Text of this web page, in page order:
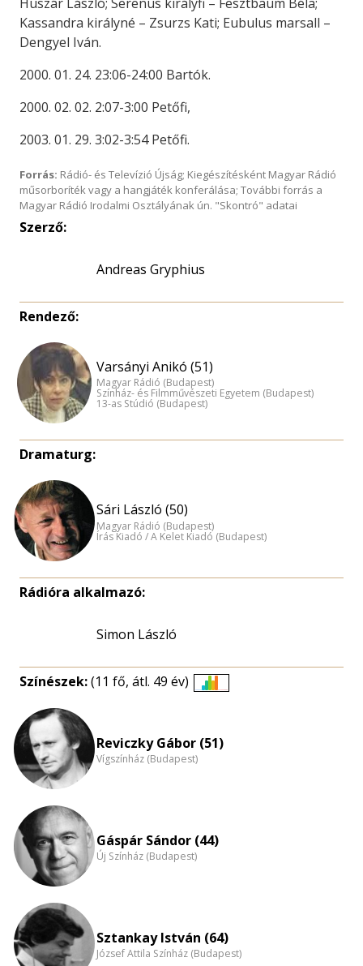
Kassandra királyné – Zsurzs Kati; Eubulus marsall –
Dengyel Iván.
2000. 01. 24. 23:06-24:00 Bartók.
2000. 02. 02. 2:07-3:00 Petőfi,
2003. 01. 29. 3:02-3:54 Petőfi.
Forrás: Rádió- és Televízió Újság; Kiegészítésként Magyar Rádió
műsorboríték vagy a hangjáték konferálása; További forrás a
Magyar Rádió Irodalmi Osztályának ún. "Skontró" adatai
Szerző:
Andreas Gryphius
Rendező:
Varsányi Anikó (51)
Magyar Rádió (Budapest)
Színház- és Filmművészeti Egyetem (Budapest)
13-as Stúdió (Budapest)
Dramaturg:
Sári László (50)
Magyar Rádió (Budapest)
Írás Kiadó / A Kelet Kiadó (Budapest)
Rádióra alkalmazó:
Simon László
Színészek:(11 fő, átl. 49 év)
nagyítása
Reviczky Gábor (51)
Vígszínház (Budapest)
Gáspár Sándor (44)
Új Színház (Budapest)
Sztankay István (64)
József Attila Színház (Budapest)